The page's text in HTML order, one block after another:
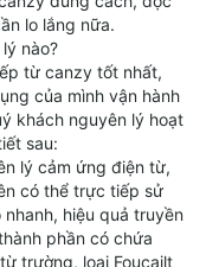
lo lắng nữa.
nào?
từ canzy tốt nhất,
của mình vận hành
khách nguyên lý hoạt
sau:
lý cảm ứng điện từ,
có thể trực tiếp sử
hiệu quả truyền
phần có chứa
trường, loại Foucailt